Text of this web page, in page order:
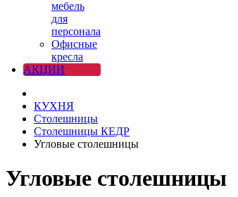
мебель
для
персонала
Офисные
кресла
АКЦИИ
КУХНЯ
Столешницы
Столешницы КЕДР
Угловые столешницы
Угловые столешницы